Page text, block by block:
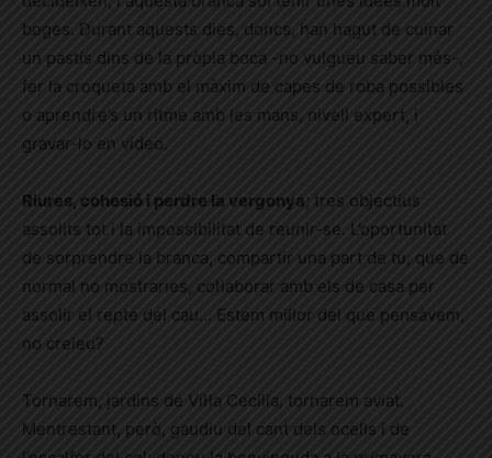
boges. Durant aquests dies, doncs, han hagut de cuinar
un pastís dins de la pròpia boca -no vulgueu saber més-,
fer la croqueta amb el màxim de capes de roba possibles
o aprendre’s un ritme amb les mans, nivell expert, i
gravar-lo en vídeo.
Riures, cohesió i perdre la vergonya ; tres objectius
assolits tot i la impossibilitat de reunir-se. L’oportunitat
de sorprendre la branca, compartir una part de tu, que de
normal no mostraries, col·laborar amb els de casa per
assolir el repte del cau… Estem millor del que pensàvem,
no creieu?
Tornarem, jardins de Vil·la Cecília, tornarem aviat.
Mentrestant, però, gaudiu del cant dels ocells i de